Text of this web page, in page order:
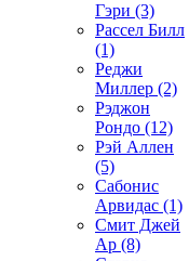
Гэри (3)
Рассел Билл
(1)
Реджи
Миллер (2)
Рэджон
Рондо (12)
Рэй Аллен
(5)
Сабонис
Арвидас (1)
Смит Джей
Ар (8)